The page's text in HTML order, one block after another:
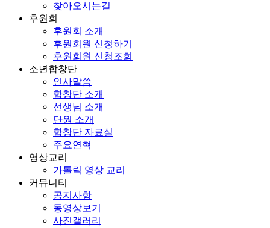
찾아오시는길
후원회
후원회 소개
후원회원 신청하기
후원회원 신청조회
소년합창단
인사말씀
합창단 소개
선생님 소개
단원 소개
합창단 자료실
주요연혁
영상교리
가톨릭 영상 교리
커뮤니티
공지사항
동영상보기
사진갤러리